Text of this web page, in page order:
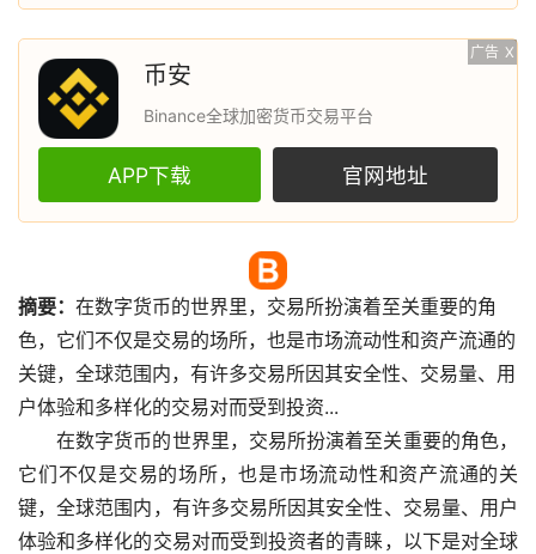
广告 X
币安
Binance全球加密货币交易平台
APP下载 官网地址
摘要： 在数字货币的世界里， 交易所扮演着至关重要的角
色，它们不仅是交易的场所，也是市场流动性和资产流通的
关键，全球范围内，有许多交易所因其安全性、交易量、用
户体验和多样化的交易对而受到投资...
在数字货币的世界里，交易所扮演着至关重要的角色，
它们不仅是交易的场所，也是市场流动性和资产流通的关
键，全球范围内，有许多交易所因其安全性、交易量、用户
体验和多样化的交易对而受到投资者的青睐，以下是对全球